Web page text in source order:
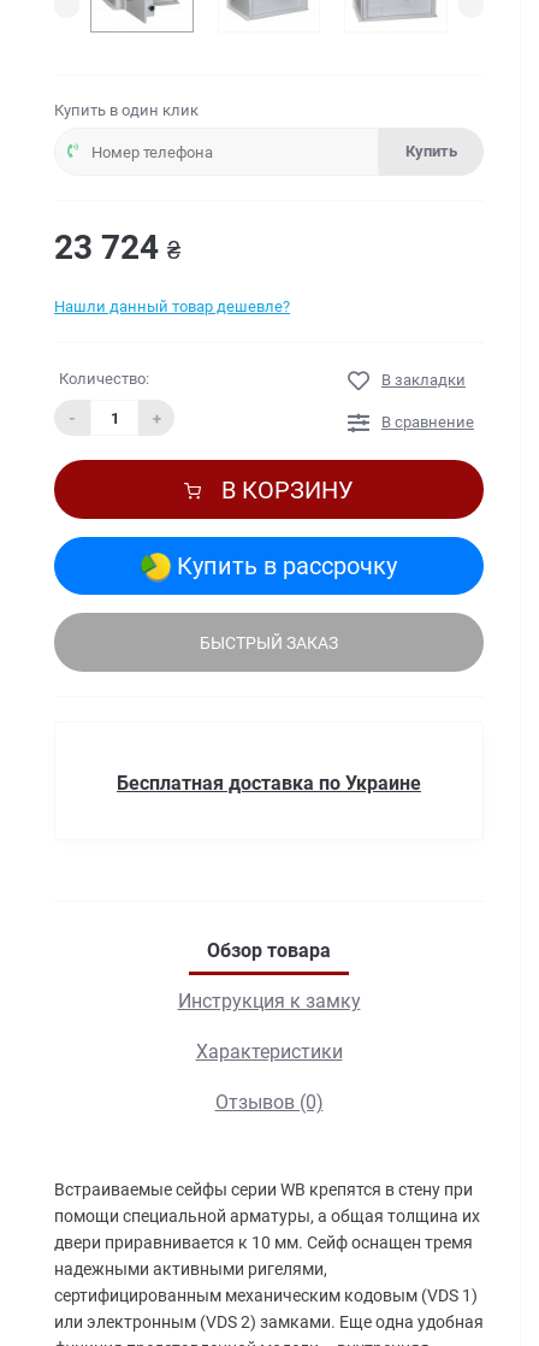
Купить в один клик
Купить
23 724 ₴
Нашли данный товар дешевле?
Количество:
- +
В закладки
В сравнение
В КОРЗИНУ
Купить в рассрочку
БЫСТРЫЙ ЗАКАЗ
Бесплатная доставка по Украине
Обзор товара
Инструкция к замку
Характеристики
Отзывов (0)
Встраиваемые сейфы серии WB крепятся в стену при
помощи специальной арматуры, а общая толщина их
надежными активными ригелями,
сертифицированным механическим кодовым (VDS 1)
или электронным (VDS 2) замками. Еще одна удобная